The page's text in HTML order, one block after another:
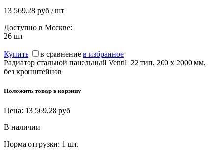
13 569,28 руб / шт
Доступно в Москве:
26 шт
Купить в сравнение в избранное
Радиатор стальной панельный Ventil 22 тип, 200 х 2000 мм,
без кронштейнов
Положить товар в корзину
Цена: 13 569,28 руб
В наличии
Норма отгрузки: 1 шт.